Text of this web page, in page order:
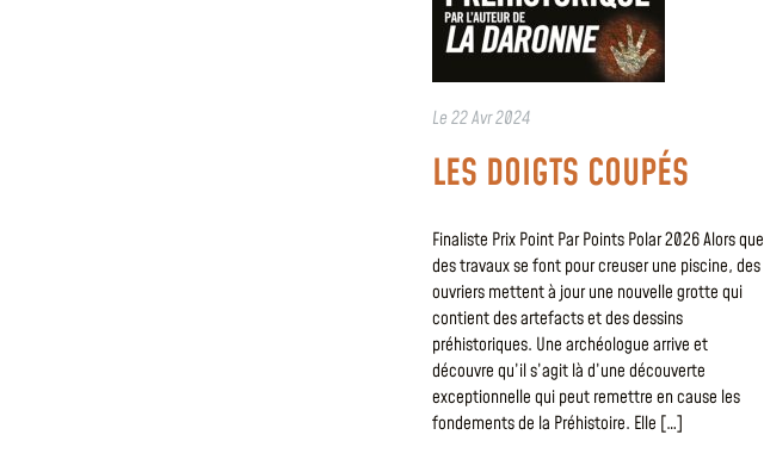
Le22 Avr 2024
LES DOIGTS COUPÉS
Finaliste Prix Point Par Points Polar 2026 Alors que
des travaux se font pour creuser une piscine, des
ouvriers mettent à jour une nouvelle grotte qui
contient des artefacts et des dessins
préhistoriques. Une archéologue arrive et
découvre qu’il s’agit là d’une découverte
exceptionnelle qui peut remettre en cause les
fondements de la Préhistoire. Elle […]